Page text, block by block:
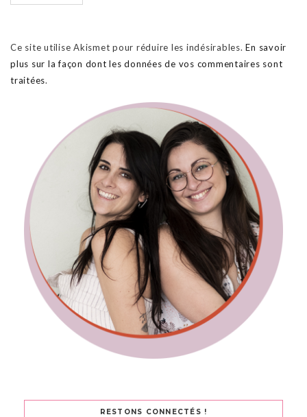
Ce site utilise Akismet pour réduire les indésirables.En savoir
plus sur la façon dont les données de vos commentaires sont
traitées.
RESTONS CONNECTÉS !